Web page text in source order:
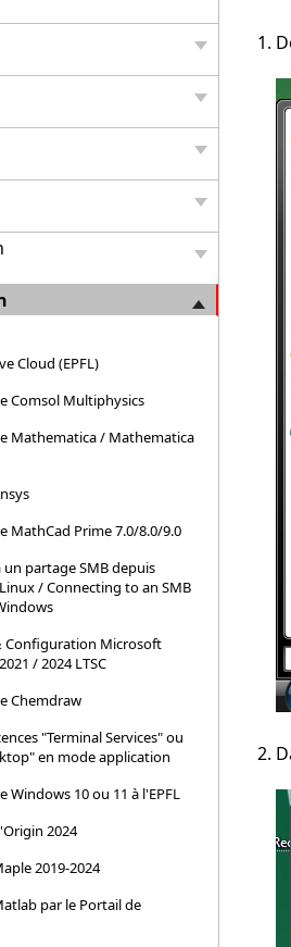
Cloud (EPFL)
Comsol Multiphysics
Mathematica / Mathematica
MathCad Prime 7.0/8.0/9.0
partage SMB depuis
/ Connecting to an SMB
Configuration Microsoft
/ 2024 LTSC
Chemdraw
"Terminal Services" ou
en mode application
Windows 10 ou 11 à l'EPFL
2024
2019-2024
par le Portail de